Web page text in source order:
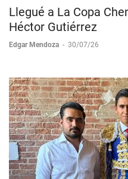
Llegué a La Copa
Héctor Gutiérrez
Edgar Mendoza - 30/07/26